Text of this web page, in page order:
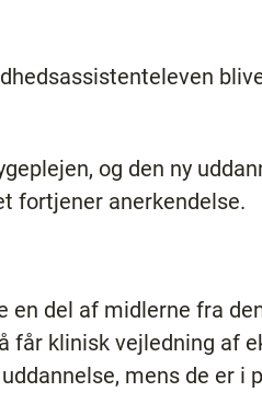
og den ny
fortjener anerkendelse.
del af midlerne fra
får klinisk vejledning af
mens de er i